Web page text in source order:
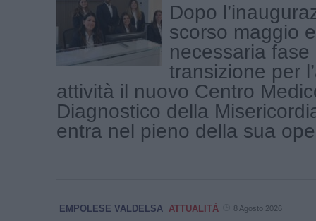
Dopo
scorso maggio
necessaria fase
transizione per
attività il nuovo Centro
Diagnostico della
entra nel pieno della sua
EMPOLESE VALDELSA ATTUALITÀ 8 Agosto 2026